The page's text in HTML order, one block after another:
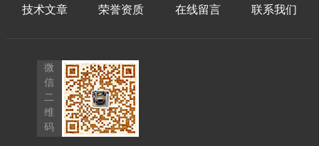
技术文章 荣誉资质 在线留言 联系我们
微
信
二
维
码